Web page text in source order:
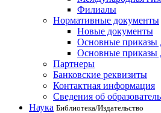
Филиалы
Нормативные документы
Новые документы
Основные приказы
Основные приказы
Партнеры
Банковские реквизиты
Контактная информация
Сведения об
Наука Библиотека/Издательство